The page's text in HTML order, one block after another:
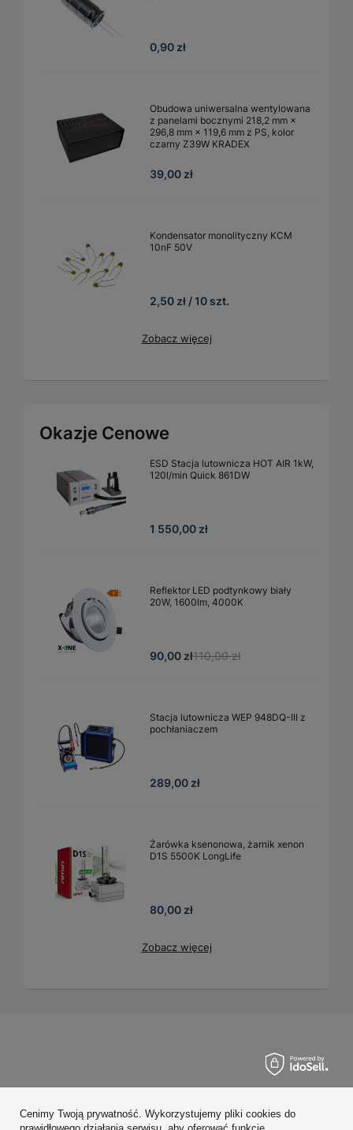
0,90 zł
Obudowa uniwersalna wentylowana
z panelami bocznymi 218,2 mm ×
296,8 mm × 119,6 mm z PS, kolor
czarny Z39W KRADEX
39,00 zł
Kondensator monolityczny KCM
10nF 50V
2,50 zł / 10 szt.
Zobacz więcej
Okazje Cenowe
ESD Stacja lutownicza HOT AIR 1kW,
120l/min Quick 861DW
1 550,00 zł
Reflektor LED podtynkowy biały
20W, 1600lm, 4000K
90,00 zł110,00 zł
Stacja lutownicza WEP 948DQ-III z
pochłaniaczem
289,00 zł
Żarówka ksenonowa, żarnik xenon
D1S 5500K LongLife
80,00 zł
Zobacz więcej
Cenimy Twoją prywatność. Wykorzystujemy pliki cookies do